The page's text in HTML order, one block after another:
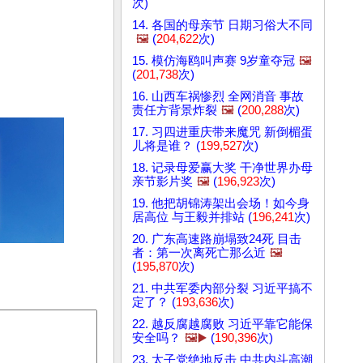
次)
14. 各国的母亲节 日期习俗大不同
🖼️ (204,622次)
15. 模仿海鸥叫声赛 9岁童夺冠 🖼️
(201,738次)
16. 山西车祸惨烈 全网消音 事故
责任方背景炸裂 🖼️ (200,288次)
17. 习四进重庆带来魔咒 新倒楣蛋
儿将是谁？ (199,527次)
18. 记录母爱赢大奖 干净世界办母
亲节影片奖 🖼️ (196,923次)
19. 他把胡锦涛架出会场！如今身
居高位 与王毅并排站 (196,241次)
20. 广东高速路崩塌致24死 目击
者：第一次离死亡那么近 🖼️
(195,870次)
21. 中共军委内部分裂 习近平搞不
定了？ (193,636次)
22. 越反腐越腐败 习近平靠它能保
安全吗？ 🖼️▶️ (190,396次)
23. 太子党绝地反击 中共内斗高潮